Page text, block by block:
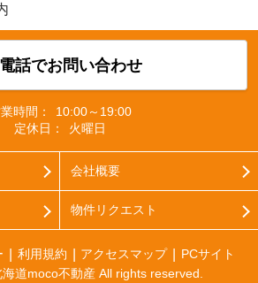
電話でお問い合わせ
時間：
10:00～19:00
定休日：
火曜日
会社概要
物件リクエスト
利用規約 アクセスマップ
PCサイト
道moco不動産 All rights reserved.